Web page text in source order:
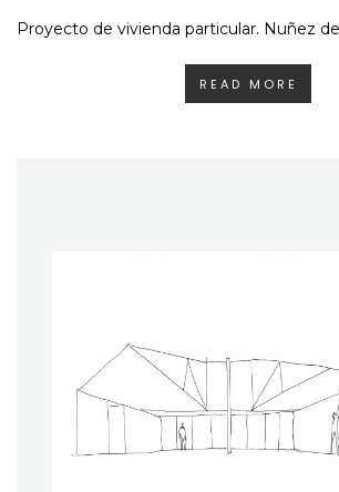
Proyecto de vivienda particular. Nuñez
READ MORE